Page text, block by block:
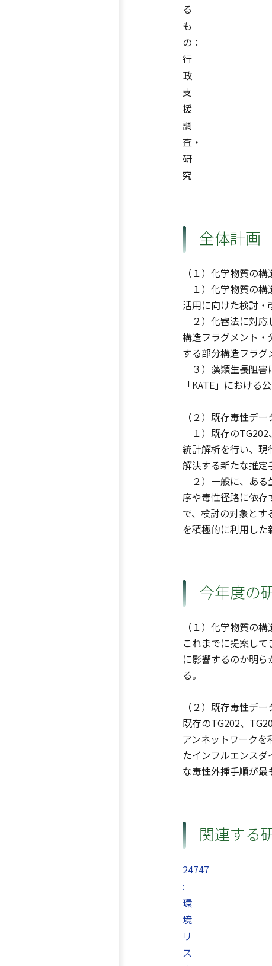
る
も
の：
行
政
支
援
調
査・
研
究
全体計画
（１）化学物質の
１）化学物質の構
活用に向けた検討・
２）化審法に対応
構造フラグメント・
する部分構造フラグ
３）藻類生長阻害
「KATE」における
（２）既存毒性デ
１）既存のTG202
統計解析を行い、
解決する新たな推定
２）一般に、ある
序や毒性径路に依
で、検討の対象と
を積極的に利用し
今年度の
（１）化学物質の
これまでに提案し
に影響するのか明
る。
（２）既存毒性デ
既存のTG202、
アンネットワーク
たインフルエンス
な毒性外挿手順が最
関連する
24747
:
環
境
リ
ス